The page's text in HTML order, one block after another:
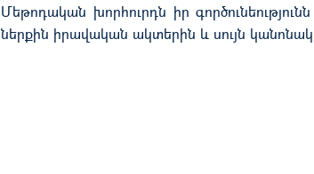
Մեթոդական խորհուրդն իր
ներքին իրավական ակտերին և սույն